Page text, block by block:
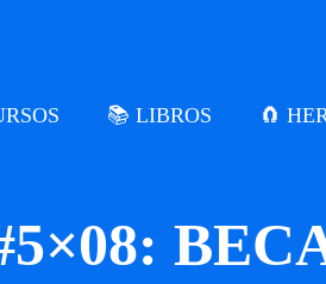
📚 LIBROS 🧲